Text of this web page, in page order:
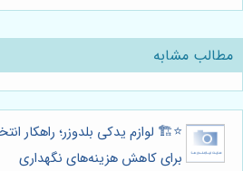
مطالب مشابه
⭐️🏗️ لوازم یدکی بلدوزر؛ راهکار
برای کاهش هزینه‌های نگهداری